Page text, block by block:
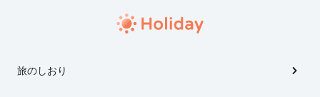
旅のしおり